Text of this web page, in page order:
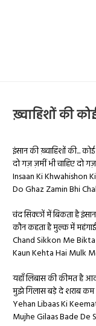
ख़्वाहिशों की
इंसान की ख़्वाहिशों की... कोई
दो गज़ ज़मीं भी चाहिए दो
Insaan Ki Khwahishon
Do Ghaz Zamin Bhi
चंद सिक्कों में बिकता है
कौन कहता है मुल्क में
Chand Sikkon Me
Kaun Kehta Hai Mulk
यहाँ लिबास की कीमत है
मुझे गिलास बड़े दे शराब कम
Yehan Libaas Ki
Mujhe Gilaas Bade De